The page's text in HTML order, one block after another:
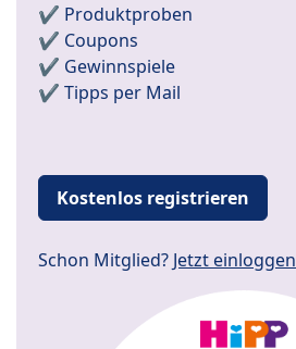
✔️ Produktproben
✔️ Coupons
✔️ Gewinnspiele
✔️ Tipps per Mail
Kostenlos registrieren
Schon Mitglied? Jetzt einloggen